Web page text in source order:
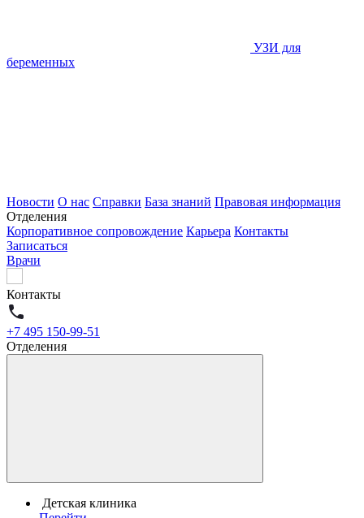
УЗИ для
беременных
Новости О нас Справки База знаний Правовая информация
Отделения
Корпоративное сопровождение Карьера Контакты
Записаться
Врачи
Контакты
+7 495 150-99-51
Отделения
Детская клиника